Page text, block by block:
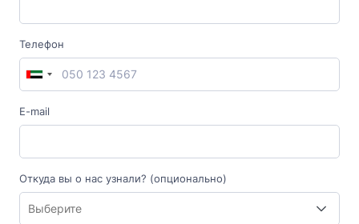
Телефон
E-mail
Откуда вы о нас узнали? (опционально)